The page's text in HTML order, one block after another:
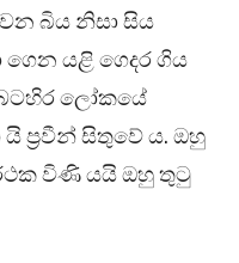
බිය නිසා සිය
ගෙන යළි ගෙදර ගිය
ලෝකයේ
යි ප්‍රවීන් සිතුවේ ය. ඔහු
විණි යයි ඔහු තුටු